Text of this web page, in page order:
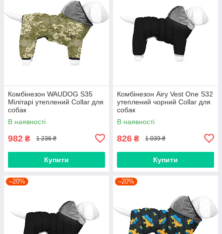
Комбінезон WAUDOG S35
Мілітарі утеплений Collar для
собак
В наявності
982 ₴ 1 236 ₴
Купити
Комбінезон Airy Vest One S32
утеплений чорний Collar для
собак
В наявності
826 ₴ 1 039 ₴
Купити
–20% –20%